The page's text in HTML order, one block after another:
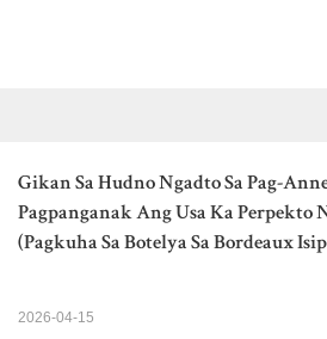
Gikan Sa Hudno Ngadto Sa Pag-
Pagpanganak Ang Usa Ka Perpekto
(Pagkuha Sa Botelya Sa Bordeaux
2026-04-15